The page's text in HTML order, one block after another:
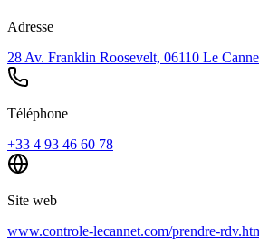
Adresse
28 Av. Franklin Roosevelt, 06110 Le
Téléphone
+33 4 93 46 60 78
Site web
www.controle-lecannet.com/prendre-